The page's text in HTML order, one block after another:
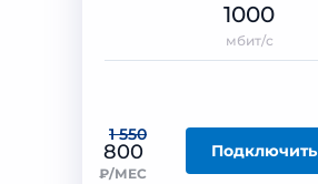
1 550
800
₽/МЕС
Подключить
1000
мбит/с